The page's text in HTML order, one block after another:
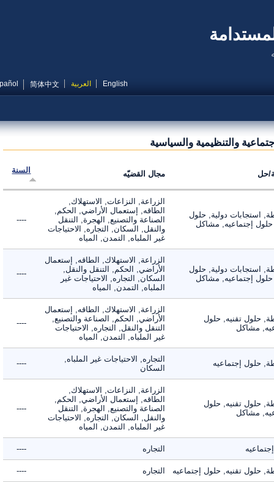
English العربية 简体中文
Español
والتنظيمية والسياسية
مجال القضيّه السنة
استجابات دولية, حلول
إجتماعيه, مشاكل
الزراعة, النزاعات, الاستهلاك,
الطاقه, إستعمال الأراضي, الحكم,
الصناعة والتصنيع, الهجرة, التنقل
والنقل, السكان, التجاره, الاحتياجات
غير الملباه, التمدن, المياه
----
استجابات دولية, حلول
إجتماعيه, مشاكل
الزراعة, الاستهلاك, الطاقه, إستعمال
الأراضي, الحكم, التنقل والنقل,
السكان, التجاره, الاحتياجات غير
الملباه, التمدن, المياه
----
حلول تقنيه, حلول
مشاكل
الزراعة, الاستهلاك, الطاقه, إستعمال
الأراضي, الحكم, الصناعة والتصنيع,
التنقل والنقل, التجاره, الاحتياجات
غير الملباه, التمدن, المياه
----
حلول إجتماعيه
التجاره, الاحتياجات غير الملباه,
السكان
----
حلول تقنيه, حلول
مشاكل
الزراعة, النزاعات, الاستهلاك,
الطاقه, إستعمال الأراضي, الحكم,
الصناعة والتصنيع, الهجرة, التنقل
والنقل, السكان, التجاره, الاحتياجات
غير الملباه, التمدن, المياه
----
التجاره ----
حلول تقنيه, حلول إجتماعيه التجاره ----